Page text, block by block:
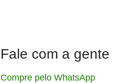
Fale com a gente
Compre pelo WhatsApp